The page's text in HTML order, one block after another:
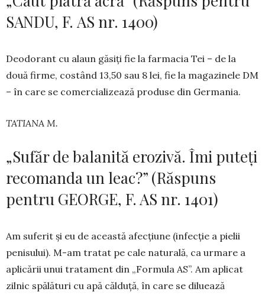
SANDU, F. AS nr. 1400)
Deodorant cu alaun găsiți fie la farmacia Tei – de la
două firme, cos­tând 13,50 sau 8 lei, fie la ma­ga­zinele DM
– în care se comer­cia­lizează produse din Germania.
TATIANA M.
„Sufăr de balanită erozivă. Îmi puteți
recomanda un leac?” (Răspuns
pentru GEORGE, F. AS nr. 1401)
Am suferit și eu de această afec­țiune (infecție a pielii
penisului). M-am tratat pe cale naturală, ca urmare a
aplicării unui tratament din „Formula AS”. Am aplicat
zilnic spălături cu apă călduță, în care se diluează